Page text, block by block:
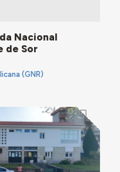
Nacional
de Sor
(GNR)